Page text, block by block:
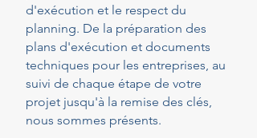
d'exécution et le respect du
planning. De la préparation des
plans d'exécution et documents
techniques pour les entreprises, au
suivi de chaque étape de votre
projet jusqu'à la remise des clés,
nous sommes présents.